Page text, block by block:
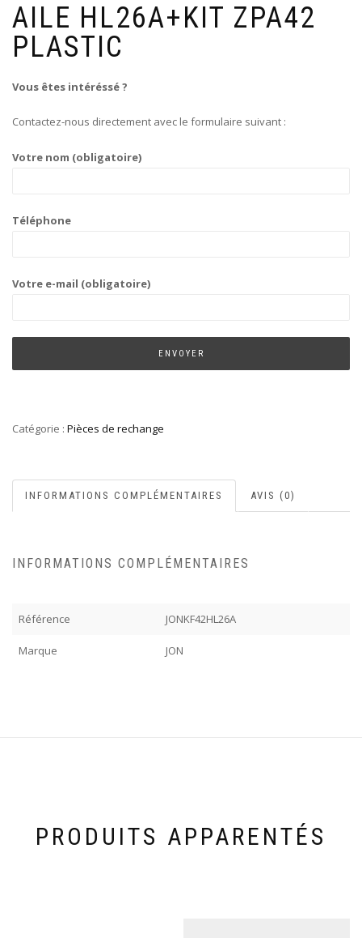
AILE HL26A+KIT ZPA42
PLASTIC
Vous êtes intéréssé ?
Contactez-nous directement avec le formulaire suivant :
Votre nom (obligatoire)
Téléphone
Votre e-mail (obligatoire)
Catégorie : Pièces de rechange
INFORMATIONS COMPLÉMENTAIRES AVIS (0)
INFORMATIONS COMPLÉMENTAIRES
Référence JONKF42HL26A
Marque JON
PRODUITS APPARENTÉS